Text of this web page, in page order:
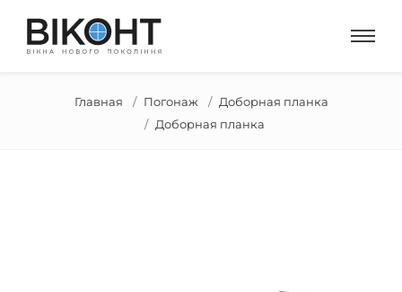
Главная Погонаж
Доборная планка
Доборная планка